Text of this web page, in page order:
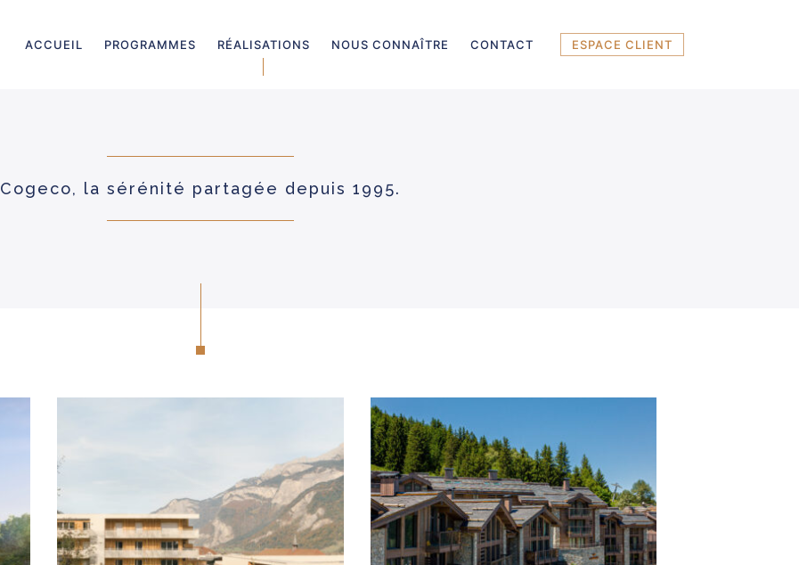
ACCUEIL PROGRAMMES RÉALISATIONS NOUS CONNAÎTRE CONTACT ESPACE CLIENT
Cogeco, la sérénité partagée depuis 1995.